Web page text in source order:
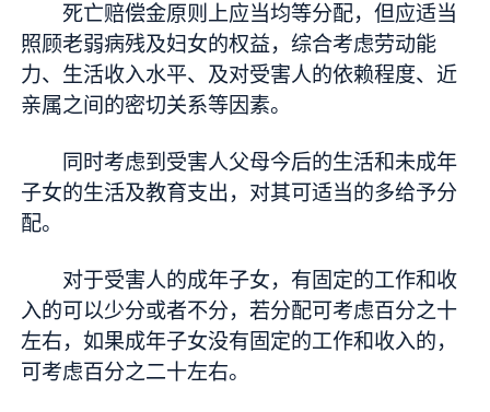
死亡赔偿金原则上应当均等分配，但应适当
照顾老弱病残及妇女的权益，综合考虑劳动能
力、生活收入水平、及对受害人的依赖程度、近
亲属之间的密切关系等因素。
同时考虑到受害人父母今后的生活和未成年
子女的生活及教育支出，对其可适当的多给予分
配。
对于受害人的成年子女，有固定的工作和收
入的可以少分或者不分，若分配可考虑百分之十
左右，如果成年子女没有固定的工作和收入的，
可考虑百分之二十左右。